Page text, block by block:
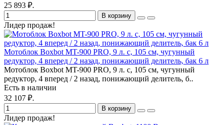
25 893 ₽.
В корзину
Лидер продаж!
Мотоблок Boxbot MT-900 PRO, 9 л. с, 105 см, чугунный
редуктор, 4 вперед / 2 назад, понижающий делитель, бак 6 л
Мотоблок Boxbot MT-900 PRO, 9 л. с, 105 см, чугунный
редуктор, 4 вперед / 2 назад, понижающий делитель, б..
Есть в наличии
32 107 ₽.
В корзину
Лидер продаж!